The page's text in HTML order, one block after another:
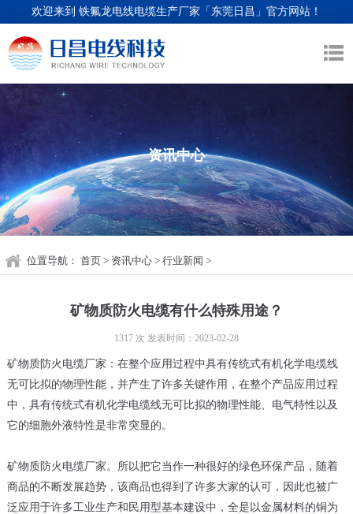
欢迎来到 铁氟龙电线电缆生产厂家「东莞日昌」官方网站！
资讯中心
位置导航： 首页 > 资讯中心 > 行业新闻 >
矿物质防火电缆有什么特殊用途？
1317 次 发表时间：2023-02-28
矿物质防火电缆厂家：在整个应用过程中具有传统式有机化学电缆线
无可比拟的物理性能，并产生了许多关键作用，在整个产品应用过程
中，具有传统式有机化学电缆线无可比拟的物理性能、电气特性以及
它的细胞外液特性是非常突显的。
矿物质防火电缆厂家。所以把它当作一种很好的绿色环保产品，随着
商品的不断发展趋势，该商品也得到了许多大家的认可，因此也被广
泛应用于许多工业生产和民用型基本建设中，全是以金属材料的铜为